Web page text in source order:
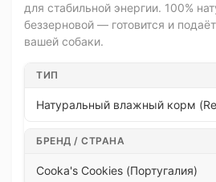
для стабильной энергии. 100%
беззерновой — готовится и
вашей собаки.
ТИП
Натуральный влажный корм
БРЕНД / СТРАНА
Cooka's Cookies (Португалия)